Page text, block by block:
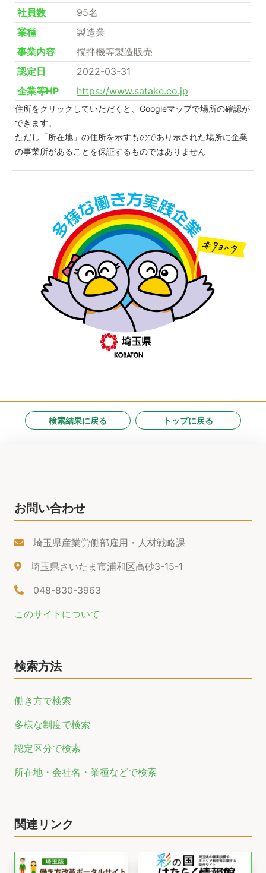
社員数
95名
業種
製造業
事業内容
撹拌機等製造販売
認定日
2022-03-31
企業等HP
https://www.satake.co.jp
住所をクリックしていただくと、Googleマップで場所の確認が
できます。
ただし「所在地」の住所を示すものであり示された場所に企業
の事業所があることを保証するものではありません
検索結果に戻る トップに戻る
お問い合わせ
埼玉県産業労働部雇用・人材戦略課
埼玉県さいたま市浦和区高砂3-15-1
048-830-3963
このサイトについて
検索方法
働き方で検索
多様な制度で検索
認定区分で検索
所在地・会社名・業種などで検索
関連リンク